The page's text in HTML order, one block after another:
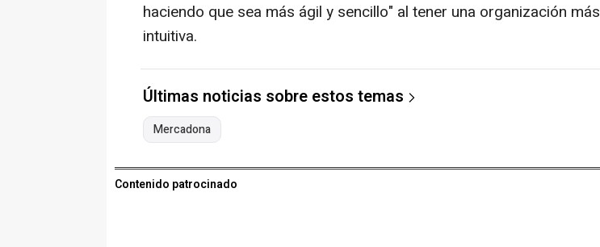
haciendo que sea más ágil y sencillo" al tener una organización más
intuitiva.
Últimas noticias sobre estos temas
Mercadona
Contenido patrocinado